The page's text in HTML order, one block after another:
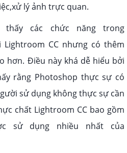
lý ảnh trực quan.
các chức năng trong
Lightroom CC nhưng có thêm
hơn. Điều này khá dễ hiểu bởi
rằng Photoshop thực sự có
sử dụng không thực sự cần
chất Lightroom CC bao gồm
sử dụng nhiều nhất của